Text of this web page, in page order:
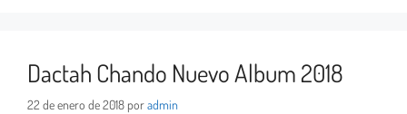
Dactah Chando Nuevo Album 2018
22 de enero de 2018 poradmin